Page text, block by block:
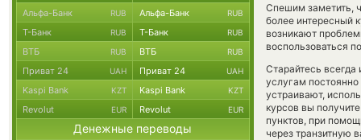
Спешим заметить,
более интересный
возникают
воспользоваться
Старайтесь всегда
услугам
устраивают,
курсов вы
пунктов, при
через транзитную
Альфа-Банк RUB Альфа-Банк RUB
Т-Банк RUB Т-Банк RUB
ВТБ RUB ВТБ RUB
Приват 24 UAH Приват 24 UAH
Kaspi Bank KZT Kaspi Bank KZT
Revolut EUR Revolut EUR
Денежные переводы